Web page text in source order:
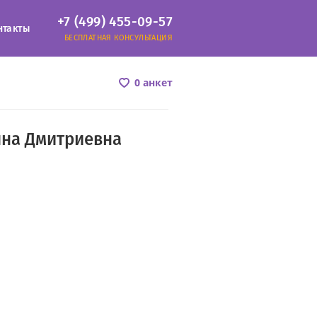
+7 (499) 455-09-57
БЕСПЛАТНАЯ КОНСУЛЬТАЦИЯ
0 анкет
Дмитриевна